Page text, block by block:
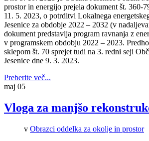
prostor in energijo prejela dokument št. 360-
11. 5. 2023, o potrditvi Lokalnega
Jesenice za obdobje 2022 – 2032 (v
dokument predstavlja program ravnanja z
v programskem obdobju 2022 – 2023.
sklepom št. 70 sprejet tudi na 3. redni seji
Jesenice dne 9. 3. 2023.
Preberite več...
maj 05
Vloga za manjšo
v Obrazci oddelka za okolje in prostor